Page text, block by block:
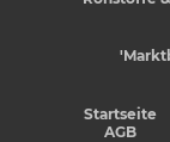
Startseite
AGB